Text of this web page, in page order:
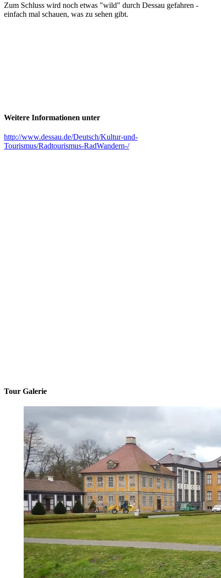
Zum Schluss wird noch etwas "wild" durch Dessau gefahren -
einfach mal schauen, was zu sehen gibt.
Weitere Informationen unter
http://www.dessau.de/Deutsch/Kultur-und-
Tourismus/Radtourismus-RadWandern-/
Tour Galerie